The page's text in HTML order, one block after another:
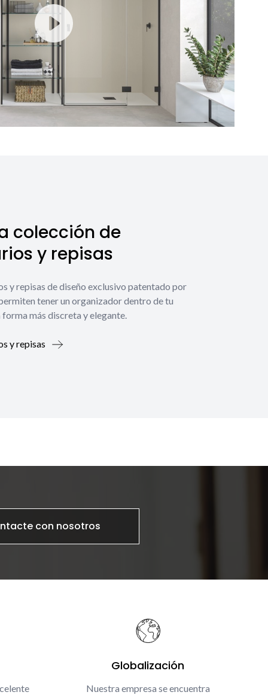
colección de
y repisas
y repisas de diseño exclusivo patentado por
tener un organizador dentro de tu
forma más discreta y elegante.
y repisas
con nosotros
Globalización
Nuestra empresa se encuentra